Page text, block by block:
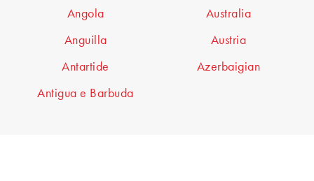
Angola
Anguilla
Antartide
Antigua e Barbuda
Australia
Austria
Azerbaigian